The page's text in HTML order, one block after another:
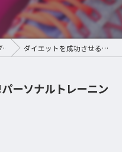
ダイエットを成功させる!パーソナルトレーニングの魅力
ーソナルトレーニン